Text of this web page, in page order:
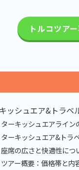
トルコツア
ッシュエア&トラベ
ターキッシュエアライン
ターキッシュエア&トラ
座席の広さと快適性につ
ツアー概要：価格帯と内